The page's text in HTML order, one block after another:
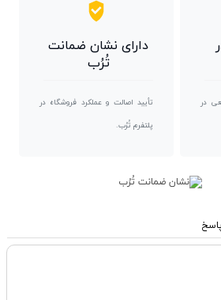
در
دارای نشان ضمانت
تُرُب
تأیید اصالت و عملکرد فروشگاه در
پلتفرم تُرُب.